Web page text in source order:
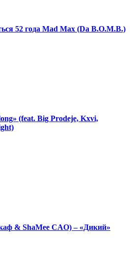
52 года Mad Max (Da B.O.M.B.)
(feat. Big Prodeje, Kxvi,
& ShaMee CAO) – «Дикий»